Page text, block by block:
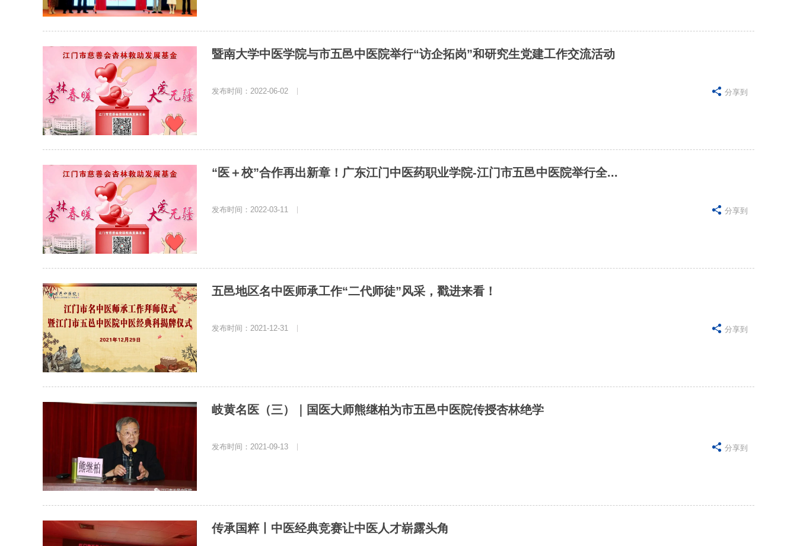
暨南大学中医学院与市五邑中医院举行“访企拓岗”和研究生党建工作交流活动
发布时间：2022-06-02  分享到
“医＋校”合作再出新章！广东江门中医药职业学院-江门市五邑中医院举行全...
发布时间：2022-03-11  分享到
五邑地区名中医师承工作“二代师徒”风采，戳进来看！
发布时间：2021-12-31  分享到
岐黄名医（三）｜国医大师熊继柏为市五邑中医院传授杏林绝学
发布时间：2021-09-13  分享到
传承国粹丨中医经典竞赛让中医人才崭露头角